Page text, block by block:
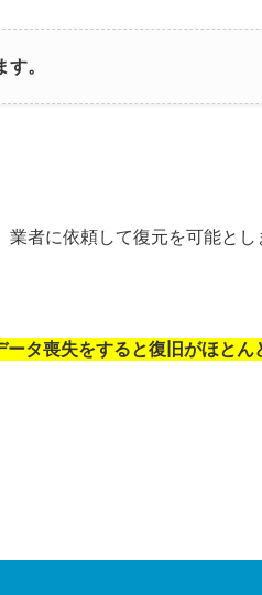
。
者に依頼して復元を可能と
ータ喪失をすると復旧がほとん